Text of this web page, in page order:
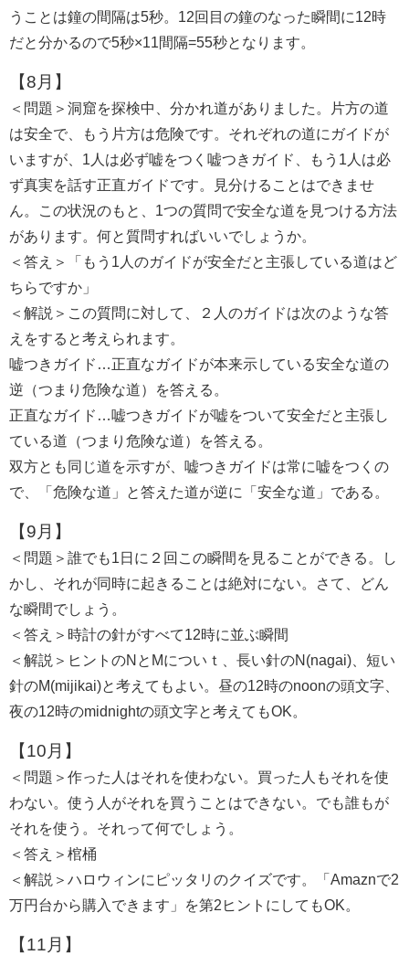
うことは鐘の間隔は5秒。12回目の鐘のなった瞬間に12時
だと分かるので5秒×11間隔=55秒となります。
【8月】
＜問題＞洞窟を探検中、分かれ道がありました。片方の道
は安全で、もう片方は危険です。それぞれの道にガイドが
いますが、1人は必ず嘘をつく嘘つきガイド、もう1人は必
ず真実を話す正直ガイドです。見分けることはできませ
ん。この状況のもと、1つの質問で安全な道を見つける方法
があります。何と質問すればいいでしょうか。
＜答え＞「もう1人のガイドが安全だと主張している道はど
ちらですか」
＜解説＞この質問に対して、２人のガイドは次のような答
えをすると考えられます。
嘘つきガイド…正直なガイドが本来示している安全な道の
逆（つまり危険な道）を答える。
正直なガイド…嘘つきガイドが嘘をついて安全だと主張し
ている道（つまり危険な道）を答える。
双方とも同じ道を示すが、嘘つきガイドは常に嘘をつくの
で、「危険な道」と答えた道が逆に「安全な道」である。
【9月】
＜問題＞誰でも1日に２回この瞬間を見ることができる。し
かし、それが同時に起きることは絶対にない。さて、どん
な瞬間でしょう。
＜答え＞時計の針がすべて12時に並ぶ瞬間
＜解説＞ヒントのNとMについｔ、長い針のN(nagai)、短い
針のM(mijikai)と考えてもよい。昼の12時のnoonの頭文字、
夜の12時のmidnightの頭文字と考えてもOK。
【10月】
＜問題＞作った人はそれを使わない。買った人もそれを使
わない。使う人がそれを買うことはできない。でも誰もが
それを使う。それって何でしょう。
＜答え＞棺桶
＜解説＞ハロウィンにピッタリのクイズです。「Amaznで2
万円台から購入できます」を第2ヒントにしてもOK。
【11月】